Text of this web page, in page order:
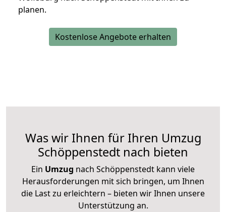
planen.
Kostenlose Angebote erhalten
Was wir Ihnen für Ihren Umzug
Schöppenstedt nach bieten
Ein Umzug nach Schöppenstedt kann viele
Herausforderungen mit sich bringen, um Ihnen
die Last zu erleichtern – bieten wir Ihnen unsere
Unterstützung an.